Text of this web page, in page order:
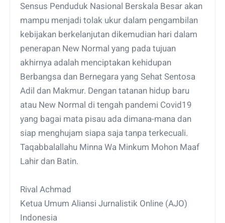
Sensus Penduduk Nasional Berskala Besar akan
mampu menjadi tolak ukur dalam pengambilan
kebijakan berkelanjutan dikemudian hari dalam
penerapan New Normal yang pada tujuan
akhirnya adalah menciptakan kehidupan
Berbangsa dan Bernegara yang Sehat Sentosa
Adil dan Makmur. Dengan tatanan hidup baru
atau New Normal di tengah pandemi Covid19
yang bagai mata pisau ada dimana-mana dan
siap menghujam siapa saja tanpa terkecuali.
Taqabbalallahu Minna Wa Minkum Mohon Maaf
Lahir dan Batin.
Rival Achmad
Ketua Umum Aliansi Jurnalistik Online (AJO)
Indonesia